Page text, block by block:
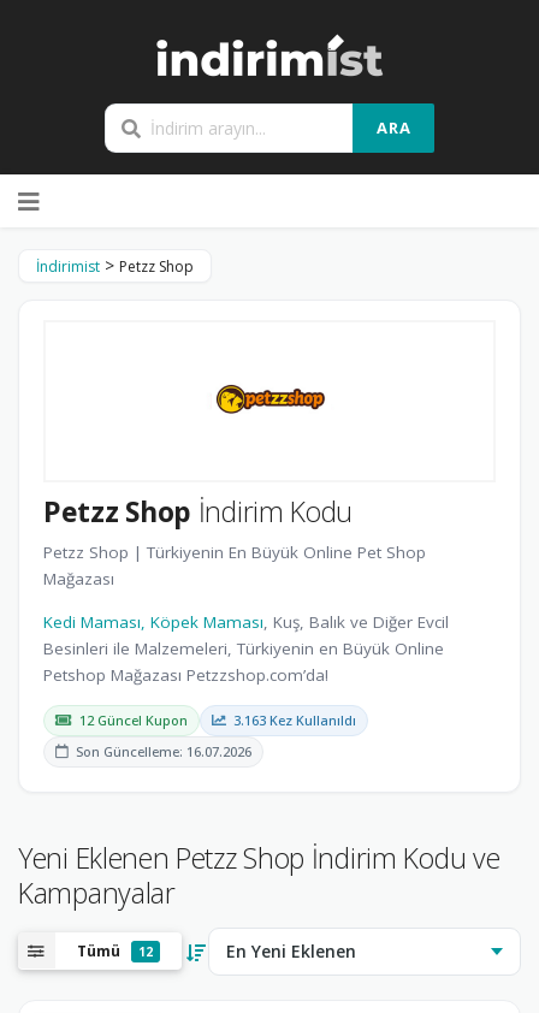
ARA
to
İndirimist > Petzz Shop
Petzz Shop İndirim Kodu
Petzz Shop | Türkiyenin En Büyük Online Pet Shop
Mağazası
Kedi Maması, Köpek Maması , Kuş, Balık ve Diğer Evcil
Besinleri ile Malzemeleri, Türkiyenin en Büyük Online
Petshop Mağazası Petzzshop.com’da!
12 Güncel Kupon
3.163 Kez Kullanıldı
Son Güncelleme: 16.07.2026
Yeni Eklenen Petzz Shop İndirim Kodu ve
Kampanyalar
Tümü 12